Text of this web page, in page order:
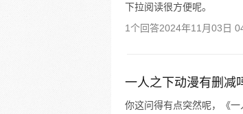
下拉阅读很方便呢。
1个回答2024年11月03日
一人之下动漫有删减
你这问得有点突然呢，《